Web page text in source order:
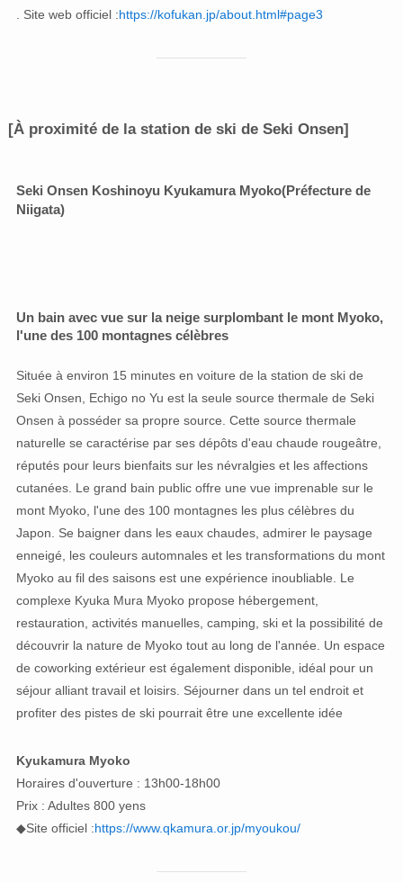
. Site web officiel :https://kofukan.jp/about.html#page3
[À proximité de la station de ski de Seki Onsen]
Seki Onsen Koshinoyu Kyukamura Myoko(Préfecture de
Niigata)
Un bain avec vue sur la neige surplombant le mont Myoko,
l'une des 100 montagnes célèbres
Située à environ 15 minutes en voiture de la station de ski de
Seki Onsen, Echigo no Yu est la seule source thermale de Seki
Onsen à posséder sa propre source. Cette source thermale
naturelle se caractérise par ses dépôts d'eau chaude rougeâtre,
réputés pour leurs bienfaits sur les névralgies et les affections
cutanées. Le grand bain public offre une vue imprenable sur le
mont Myoko, l'une des 100 montagnes les plus célèbres du
Japon. Se baigner dans les eaux chaudes, admirer le paysage
enneigé, les couleurs automnales et les transformations du mont
Myoko au fil des saisons est une expérience inoubliable. Le
complexe Kyuka Mura Myoko propose hébergement,
restauration, activités manuelles, camping, ski et la possibilité de
découvrir la nature de Myoko tout au long de l'année. Un espace
de coworking extérieur est également disponible, idéal pour un
séjour alliant travail et loisirs. Séjourner dans un tel endroit et
profiter des pistes de ski pourrait être une excellente idée
Kyukamura Myoko
Horaires d'ouverture : 13h00-18h00
Prix : Adultes 800 yens
◆Site officiel :https://www.qkamura.or.jp/myoukou/